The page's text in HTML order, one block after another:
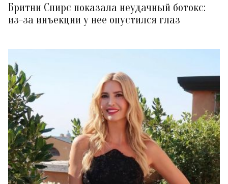
Бритни Спирс показала неудачный ботокс:
из-за инъекции у нее опустился глаз